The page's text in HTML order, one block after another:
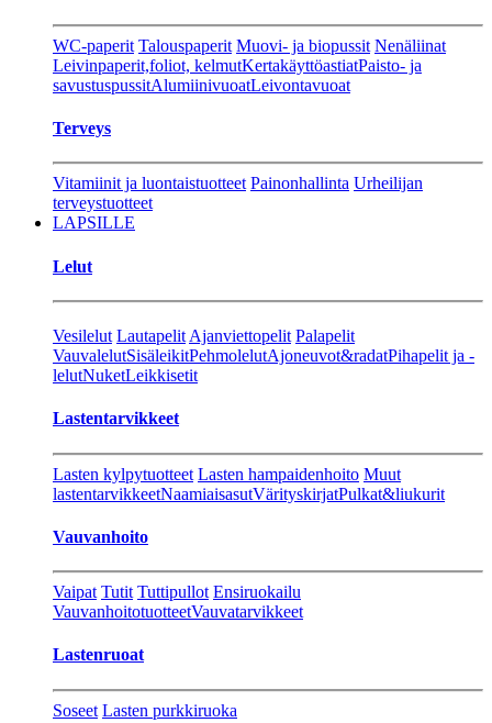
WC-paperit Talouspaperit Muovi- ja biopussit Nenäliinat
Leivinpaperit,foliot, kelmutKertakäyttöastiatPaisto- ja
savustuspussitAlumiinivuoatLeivontavuoat
Terveys
Vitamiinit ja luontaistuotteet Painonhallinta Urheilijan
terveystuotteet
LAPSILLE
Lelut
Vesilelut Lautapelit Ajanviettopelit Palapelit
VauvalelutSisäleikitPehmolelutAjoneuvot&radatPihapelit ja -
lelutNuketLeikkisetit
Lastentarvikkeet
Lasten kylpytuotteet Lasten hampaidenhoito Muut
lastentarvikkeetNaamiaisasutVärityskirjatPulkat&liukurit
Vauvanhoito
Vaipat Tutit Tuttipullot Ensiruokailu
VauvanhoitotuotteetVauvatarvikkeet
Lastenruoat
Soseet Lasten purkkiruoka